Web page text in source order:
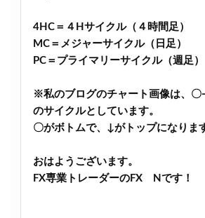
4HC＝４Hサイクル（４時間足）
MC＝メジャーサイクル（日足）
PC＝プライマリーサイクル（週足）
※私のブログのチャート画像は、
のサイクルとしています。
〇がボトムで、↓がトップになりま
おはようございます。
FX専業トレーダーのFX Nです！